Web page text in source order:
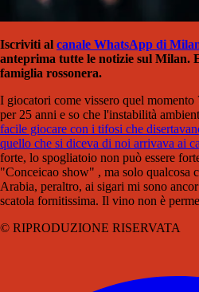
Iscriviti al canale WhatsApp di
anteprima tutte le notizie sul Milan.
famiglia rossonera.
I giocatori come vissero quel
per 25 anni e so che l'instabilità
facile giocare con i tifosi che
quello che si diceva di noi arrivava ai
forte, lo spogliatoio non può essere
"Conceicao show" , ma solo qualcosa
Arabia, peraltro, ai sigari mi sono
scatola fornitissima. Il vino non è
© RIPRODUZIONE RISERVATA